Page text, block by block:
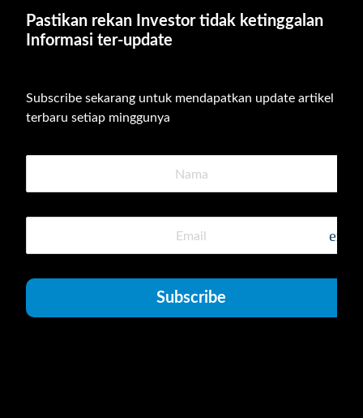
Pastikan rekan Investor tidak ketinggalan
Informasi ter-update
Subscribe sekarang untuk mendapatkan update artikel
terbaru setiap minggunya
Subscribe